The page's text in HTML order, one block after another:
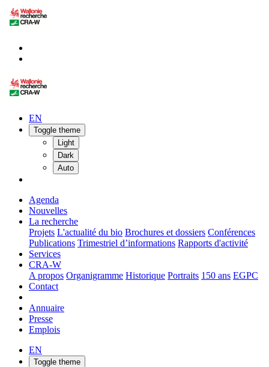
EN
Toggle theme
Light
Dark
Auto
Agenda
Nouvelles
La recherche
Projets L'actualité du bio Brochures et dossiers Conférences
Publications Trimestriel d’informations Rapports d'activité
Services
CRA-W
A propos Organigramme Historique Portraits 150 ans EGPC
Contact
Annuaire
Presse
Emplois
EN
Toggle theme